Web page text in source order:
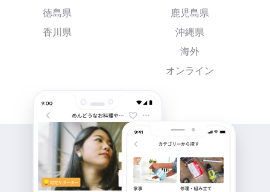
徳島県
香川県
鹿児島県
沖縄県
海外
オンライン